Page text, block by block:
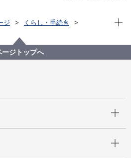
ジ
くらし・手続き
横浜市立図書館年報）
横浜市立図書館年報）2019
現在
ージトップへ